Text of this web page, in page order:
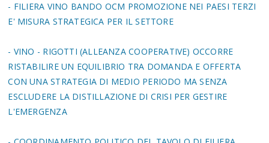
- FILIERA VINO BANDO OCM PROMOZIONE NEI PAESI TERZI
E' MISURA STRATEGICA PER IL SETTORE
- VINO - RIGOTTI (ALLEANZA COOPERATIVE) OCCORRE
RISTABILIRE UN EQUILIBRIO TRA DOMANDA E OFFERTA
CON UNA STRATEGIA DI MEDIO PERIODO MA SENZA
ESCLUDERE LA DISTILLAZIONE DI CRISI PER GESTIRE
L'EMERGENZA